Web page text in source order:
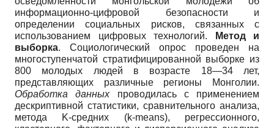
информационно-цифровой безопасности и
определении социальных рисков, связанных с
использованием цифровых технологий.
Метод и
выборка. Социологический опрос проведен на
многоступенчатой стратифицированной выборке из
800 молодых людей в возрасте 18—34 лет,
представляющих различные регионы Монголии.
Обработка данныхпроводилась с применением
дескриптивной статистики, сравнительного анализа,
метода K-средних (k-means), регрессионного,